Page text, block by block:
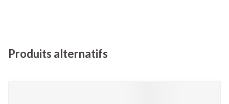
Produits alternatifs